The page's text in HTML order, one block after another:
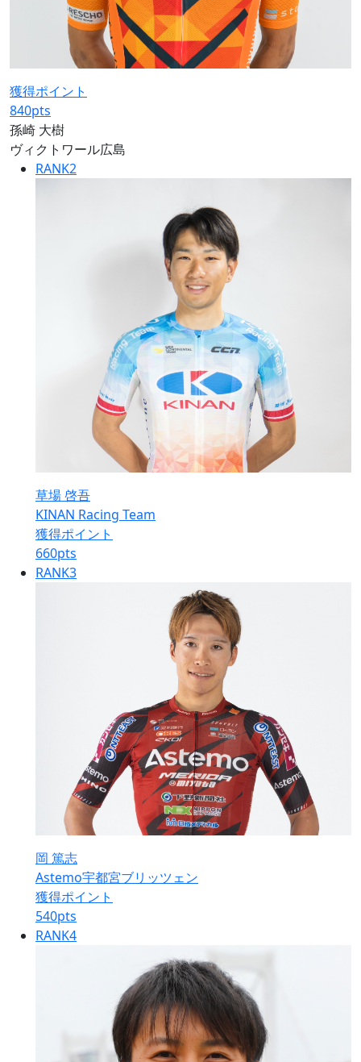
獲得ポイント
840pts
孫崎 大樹
ヴィクトワール広島
RANK2
草場 啓吾
KINAN Racing Team
獲得ポイント
660pts
RANK3
岡 篤志
Astemo宇都宮ブリッツェン
獲得ポイント
540pts
RANK4